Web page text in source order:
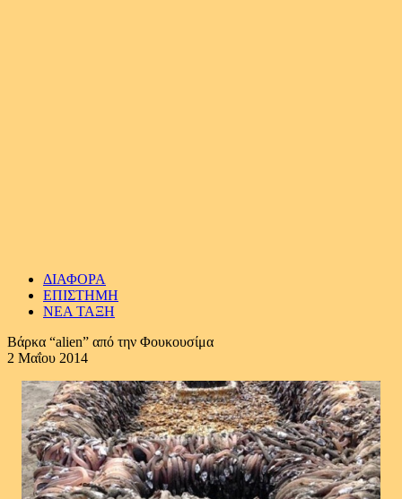
ΔΙΑΦΟΡΑ
ΕΠΙΣΤΗΜΗ
ΝΕΑ ΤΑΞΗ
Βάρκα “alien” από την Φουκουσίμα
2 Μαΐου 2014